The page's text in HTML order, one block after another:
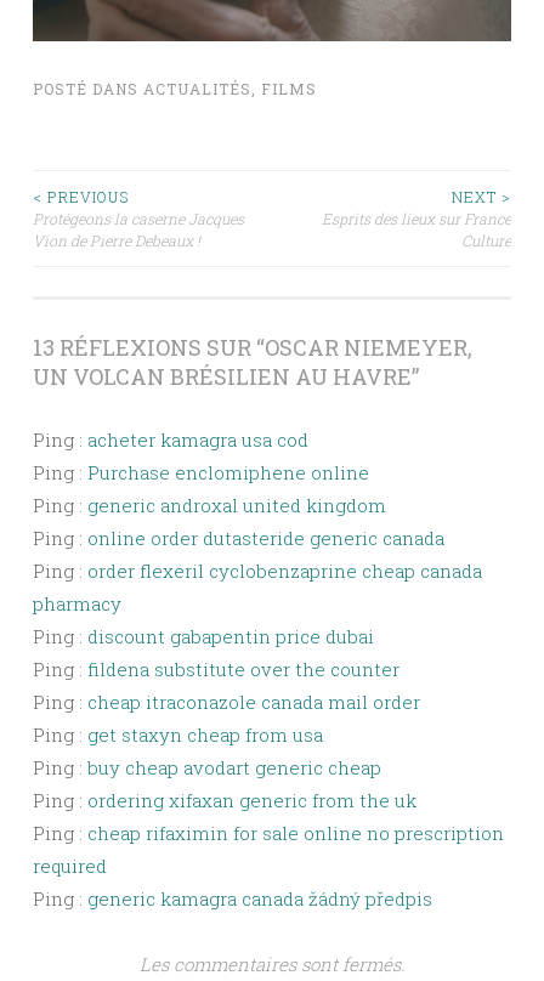
POSTÉ DANS ACTUALITÉS, FILMS
NAVIGATION
DES
< PREVIOUS
Protégeons la caserne Jacques
Vion de Pierre Debeaux !
NEXT >
Esprits des lieux sur France
Culture
13 RÉFLEXIONS SUR “OSCAR NIEMEYER,
UN VOLCAN BRÉSILIEN AU HAVRE”
Ping : acheter kamagra usa cod
Ping : Purchase enclomiphene online
Ping : generic androxal united kingdom
Ping : online order dutasteride generic canada
Ping : order flexeril cyclobenzaprine cheap canada
pharmacy
Ping : discount gabapentin price dubai
Ping : fildena substitute over the counter
Ping : cheap itraconazole canada mail order
Ping : get staxyn cheap from usa
Ping : buy cheap avodart generic cheap
Ping : ordering xifaxan generic from the uk
Ping : cheap rifaximin for sale online no prescription
required
Ping : generic kamagra canada žádný předpis
Les commentaires sont fermés.